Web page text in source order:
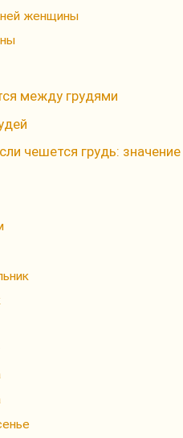
женщины
между грудями
чешется грудь: